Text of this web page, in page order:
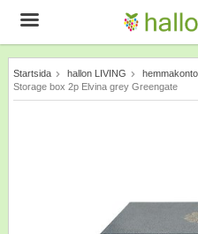
Produkten har blivit
Startsida hallon LIVING
Storage box 2p Elvina grey Greengate